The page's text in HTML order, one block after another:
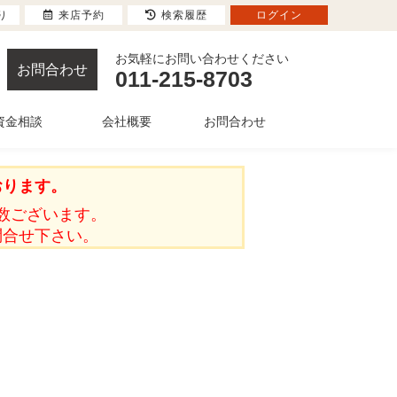
お問合わせ
お気軽にお問い合わせください
011-215-8703
金相談 会社概要 お問合わせ
ます。
ざいます。
せ下さい。
来店予約 検索履歴 ログイン